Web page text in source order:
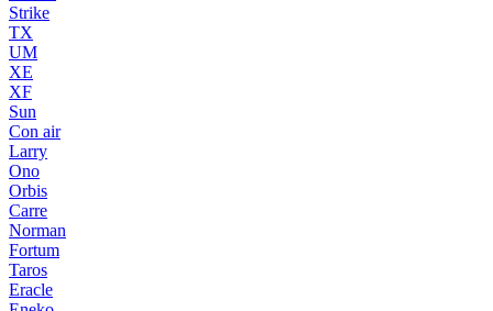
Strike
TX
UM
XE
XF
Sun
Con air
Larry
Ono
Orbis
Carre
Norman
Fortum
Taros
Eracle